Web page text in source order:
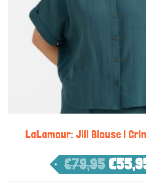
LaLamour: Jill Blouse |
€79,95 €